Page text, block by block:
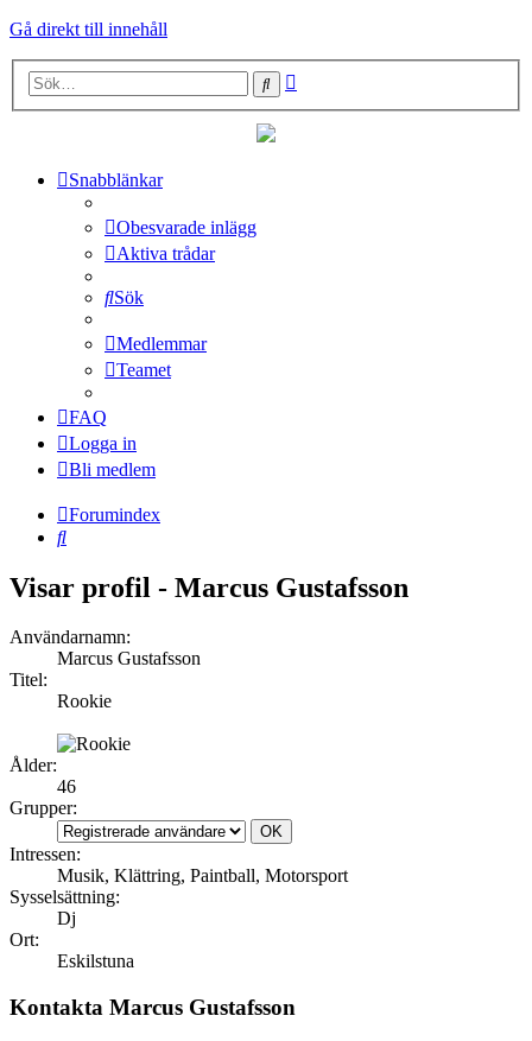
Gå direkt till innehåll
Sök
Snabblänkar
Obesvarade inlägg
Aktiva trådar
Sök
Medlemmar
Teamet
FAQ
Logga in
Bli medlem
Forumindex
Sök
Visar profil - Marcus Gustafsson
Användarnamn:
Marcus Gustafsson
Titel:
Rookie
Ålder:
46
Grupper:
Intressen:
Musik, Klättring, Paintball, Motorsport
Sysselsättning:
Dj
Ort:
Eskilstuna
Kontakta Marcus Gustafsson